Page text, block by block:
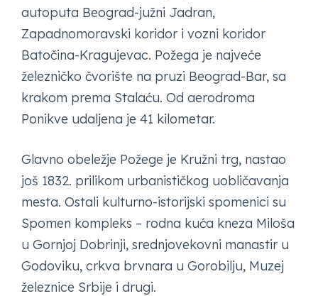
autoputa Beograd-južni Jadran,
Zapadnomoravski koridor i vozni koridor
Batočina-Kragujevac. Požega je najveće
železničko čvorište na pruzi Beograd-Bar, sa
krakom prema Stalaću. Od aerodroma
Ponikve udaljena je 41 kilometar.
Glavno obeležje Požege je Kružni trg, nastao
još 1832. prilikom urbanističkog uobličavanja
mesta. Ostali kulturno-istorijski spomenici su
Spomen kompleks – rodna kuća kneza Miloša
u Gornjoj Dobrinji, srednjovekovni manastir u
Godoviku, crkva brvnara u Gorobilju, Muzej
železnice Srbije i drugi.